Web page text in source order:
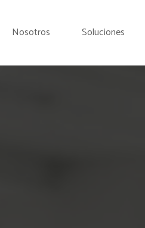
Nosotros Soluciones